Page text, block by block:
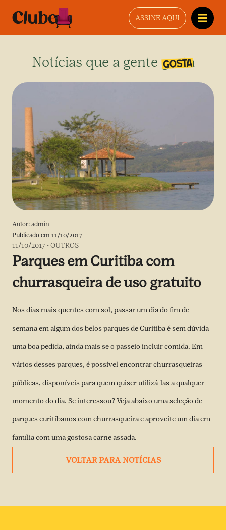
ASSINE AQUI
Notícias que a gente gosta
Autor: admin
Publicado em 11/10/2017
11/10/2017 -OUTROS
Parques em Curitiba com
churrasqueira de uso gratuito
Nos dias mais quentes com sol, passar um dia do fim de
semana em algum dos belos parques de Curitiba é sem dúvida
uma boa pedida, ainda mais se o passeio incluir comida. Em
vários desses parques, é possível encontrar churrasqueiras
públicas, disponíveis para quem quiser utilizá-las a qualquer
momento do dia. Se interessou? Veja abaixo uma seleção de
parques curitibanos com churrasqueira e aproveite um dia em
família com uma gostosa carne assada.
VOLTAR PARA NOTÍCIAS